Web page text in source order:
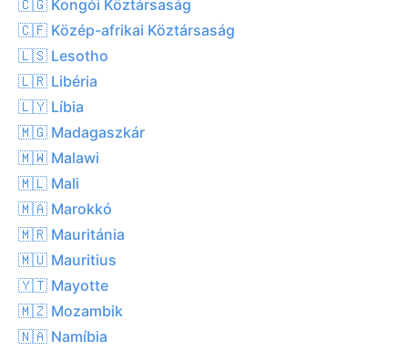
🇨🇬 Kongói Köztársaság
🇨🇫 Közép-afrikai Köztársaság
🇱🇸 Lesotho
🇱🇷 Libéria
🇱🇾 Líbia
🇲🇬 Madagaszkár
🇲🇼 Malawi
🇲🇱 Mali
🇲🇦 Marokkó
🇲🇷 Mauritánia
🇲🇺 Mauritius
🇾🇹 Mayotte
🇲🇿 Mozambik
🇳🇦 Namíbia